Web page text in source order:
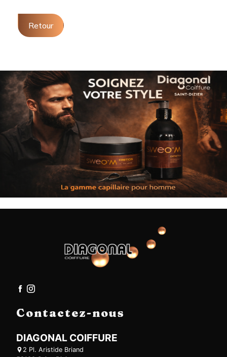
Retour
Contactez-nous
DIAGONAL COIFFURE
2 Pl. Aristide Briand